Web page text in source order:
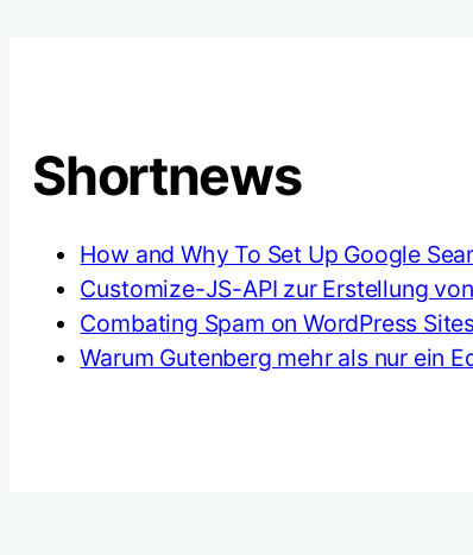
Shortnews
How and Why To Set Up Google
Customize-JS-API zur Erstellung
Combating Spam on WordPress
Warum Gutenberg mehr als nur ein